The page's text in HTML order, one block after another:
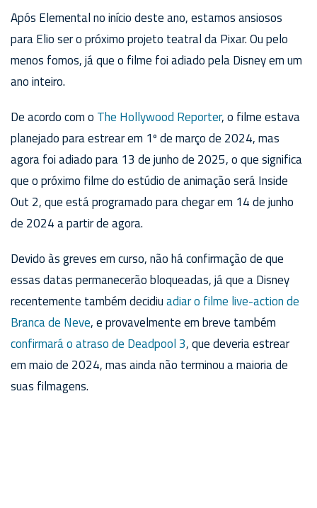
Após Elemental no início deste ano, estamos ansiosos
para Elio ser o próximo projeto teatral da Pixar. Ou pelo
menos fomos, já que o filme foi adiado pela Disney em um
ano inteiro.
De acordo com o The Hollywood Reporter, o filme estava
planejado para estrear em 1º de março de 2024, mas
agora foi adiado para 13 de junho de 2025, o que significa
que o próximo filme do estúdio de animação será Inside
Out 2, que está programado para chegar em 14 de junho
de 2024 a partir de agora.
Devido às greves em curso, não há confirmação de que
essas datas permanecerão bloqueadas, já que a Disney
recentemente também decidiuadiar o filme live-action de
Branca de Neve, e provavelmente em breve também
confirmará o atraso de Deadpool 3, que deveria estrear
em maio de 2024, mas ainda não terminou a maioria de
suas filmagens.